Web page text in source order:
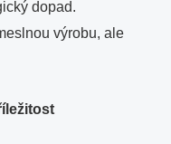
dopad.
výrobu, ale